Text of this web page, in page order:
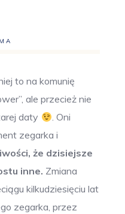
to na komunię
ale przecież nie
daty
. Oni
zegarka i
że dzisiejsze
inne. Zmiana
kilkudziesięciu lat
zegarka, przez